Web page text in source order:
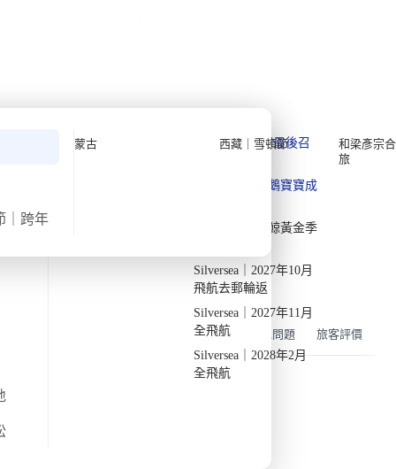
Quark 極地探險先鋒
Quark｜11月初最後召
Quark｜1月企鵝寶寶成
Quark｜3月觀鯨黃金季
Silversea｜2027年10月
飛航去郵輪返
Silversea｜2027年11月
全飛航
Silversea｜2028年2月
全飛航
和梁彥宗
旅
｜跨年
蒙古 西藏｜雪頓節
蒙古九月中秋節深度遊【8日7
夜】 (2026)
8日7夜
氣溫
10/29度 約4.5小時
出發地
DW MO SEP26 B
包含 常見問題 旅客評價